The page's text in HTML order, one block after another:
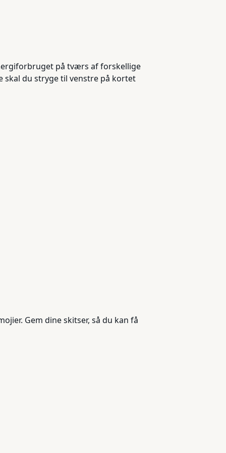
på tværs af forskellige
skal du stryge til venstre på kortet
Gem dine skitser, så du kan få